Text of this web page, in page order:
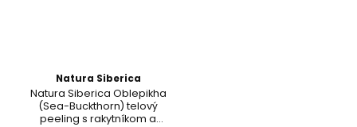
Natura Siberica
Natura Siberica Oblepikha
(Sea-Buckthorn) telový
peeling s rakytníkom a